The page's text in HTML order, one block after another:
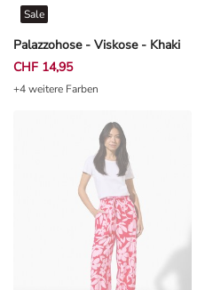
Palazzohose - Viskose - Khaki
Sale
CHF 14,95
+4 weitere Farben